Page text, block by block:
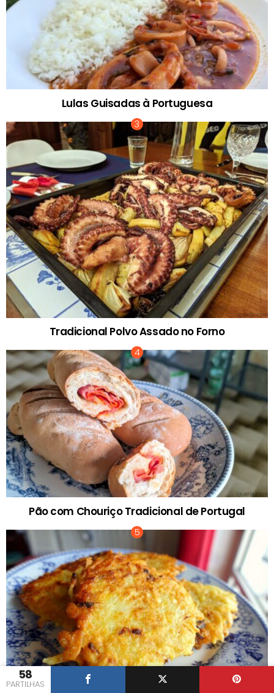
58
PARTILHAS
Lulas Guisadas à Portuguesa
Tradicional Polvo Assado no Forno
Pão com Chouriço Tradicional de Portugal